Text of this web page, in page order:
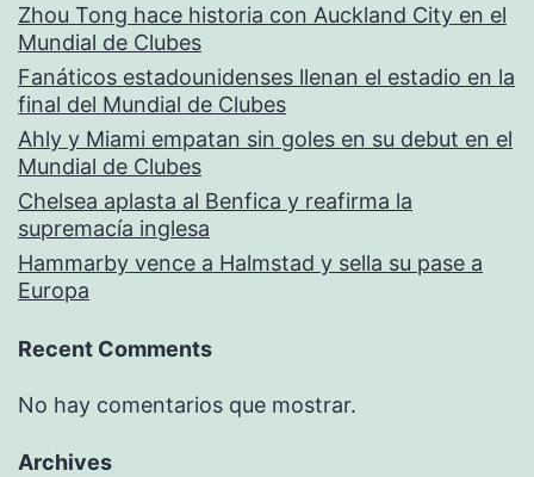
Zhou Tong hace historia con Auckland City en el
Mundial de Clubes
Fanáticos estadounidenses llenan el estadio en la
final del Mundial de Clubes
Ahly y Miami empatan sin goles en su debut en el
Mundial de Clubes
Chelsea aplasta al Benfica y reafirma la
supremacía inglesa
Hammarby vence a Halmstad y sella su pase a
Europa
Recent Comments
No hay comentarios que mostrar.
Archives